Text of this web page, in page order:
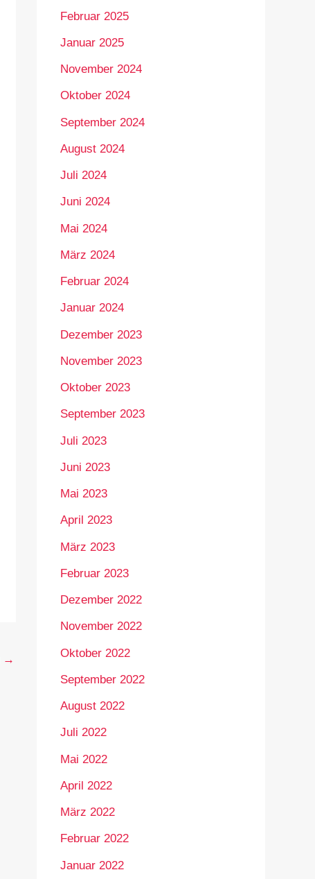
→
Februar 2025
Januar 2025
November 2024
Oktober 2024
September 2024
August 2024
Juli 2024
Juni 2024
Mai 2024
März 2024
Februar 2024
Januar 2024
Dezember 2023
November 2023
Oktober 2023
September 2023
Juli 2023
Juni 2023
Mai 2023
April 2023
März 2023
Februar 2023
Dezember 2022
November 2022
Oktober 2022
September 2022
August 2022
Juli 2022
Mai 2022
April 2022
März 2022
Februar 2022
Januar 2022